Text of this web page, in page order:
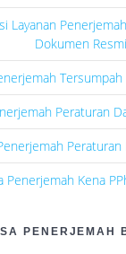
Layanan
Dokumen Resmi
Peraturan
Penerjemah Kena
PENERJEMAH